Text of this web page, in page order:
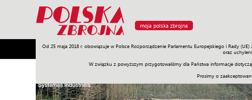
moja polska zbrojna
Od 25 maja 2018 r. obowiązuje w Polsce Rozporządzenie Parlamentu Europejskiego i Rady
oraz
W związku z powyższym przygotowaliśmy dla Państwa informacje
Prosimy o
Armia Poligon Sprzęt Misje Polityka Prawo Świat